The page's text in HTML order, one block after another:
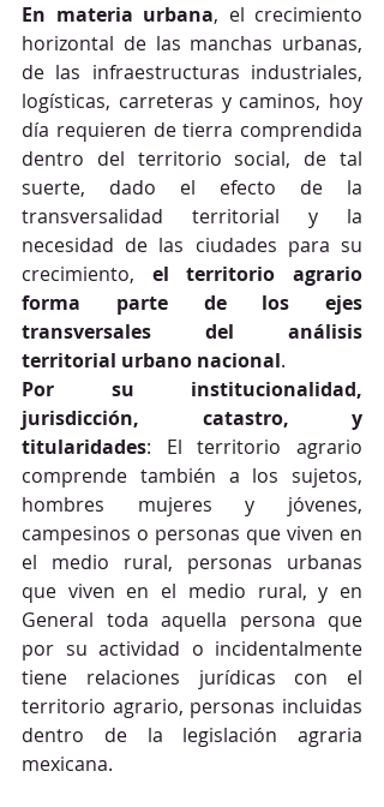
En materia urbana, el crecimiento
horizontal de las manchas urbanas,
de las infraestructuras industriales,
logísticas, carreteras y caminos, hoy
día requieren de tierra comprendida
dentro del territorio social, de tal
suerte, dado el efecto de la
transversalidad territorial y la
necesidad de las ciudades para su
crecimiento, el territorio agrario
forma parte de los ejes
transversales del análisis
territorial urbano nacional.
Por su institucionalidad,
jurisdicción, catastro, y
titularidades: El territorio agrario
comprende también a los sujetos,
hombres mujeres y jóvenes,
campesinos o personas que viven en
el medio rural, personas urbanas
que viven en el medio rural, y en
General toda aquella persona que
por su actividad o incidentalmente
tiene relaciones jurídicas con el
territorio agrario, personas incluidas
dentro de la legislación agraria
mexicana.